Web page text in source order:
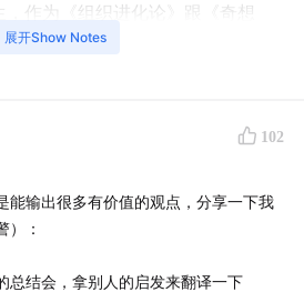
作为《组织进化论》跟《奇想
主播 Zara 和少楠分享了自己如何
听完本期节目的感受和理解。我们
送出 5 份「产品沉思录」的年度订
展开Show Notes
102
能输出很多有价值的观点，分享一下我
）：
总结会，拿别人的启发来翻译一下